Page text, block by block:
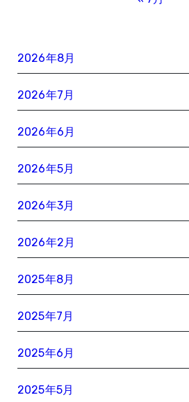
2026年8月
2026年7月
2026年6月
2026年5月
2026年3月
2026年2月
2025年8月
2025年7月
2025年6月
2025年5月